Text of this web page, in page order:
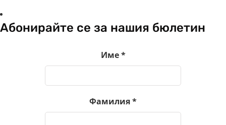
Абонирайте се за нашия бюлетин
Име*
Фамилия*